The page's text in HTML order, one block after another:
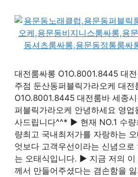
대전룸싸롱 O1O.8001.8445 대
주점 둔산동퍼블릭가라오케 대전
O1O.8001.8445 대전룸바 세종
퍼블릭가라오케 안녕하세요 영업
사드립니다^^* ▶ 현재 NO.1 수량
량최고 국내최저가를 자랑하는
엇보다 고객우선이라는 신념으
는 오태식입니다. ▶ 지금 저의 이
께서 만들어주셨다는 겸손함을